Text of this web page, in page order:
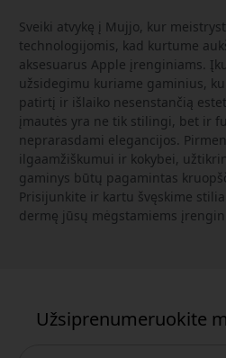
Sveiki atvykę į Mujjo, kur
technologijomis, kad kurtume
aksesuarus Apple įrenginiams.
užsidegimu kuriame gaminius,
patirtį ir išlaiko nesenstančią
įmautės yra ne tik stilingi, bet ir
neprarasdami elegancijos.
ilgaamžiškumui ir kokybei,
gaminys būtų pagamintas
Prisijunkite ir kartu švęskime
dermę jūsų mėgstamiems
Užsiprenumeruokite